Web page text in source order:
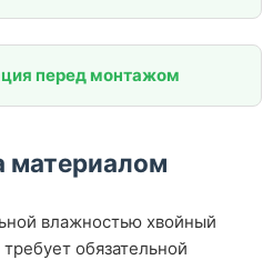
перед монтажом
материалом
влажностью хвойный
обязательной